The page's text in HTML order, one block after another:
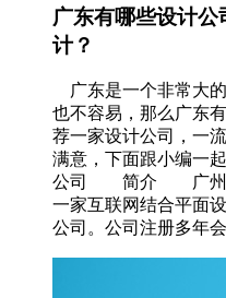
广东有哪些设计
计？
广东是一个非常大
也不容易，那么广东
荐一家设计公司，一
满意，下面跟小编一
公司 简介 广州盒
一家互联网结合平面
公司。公司注册多年